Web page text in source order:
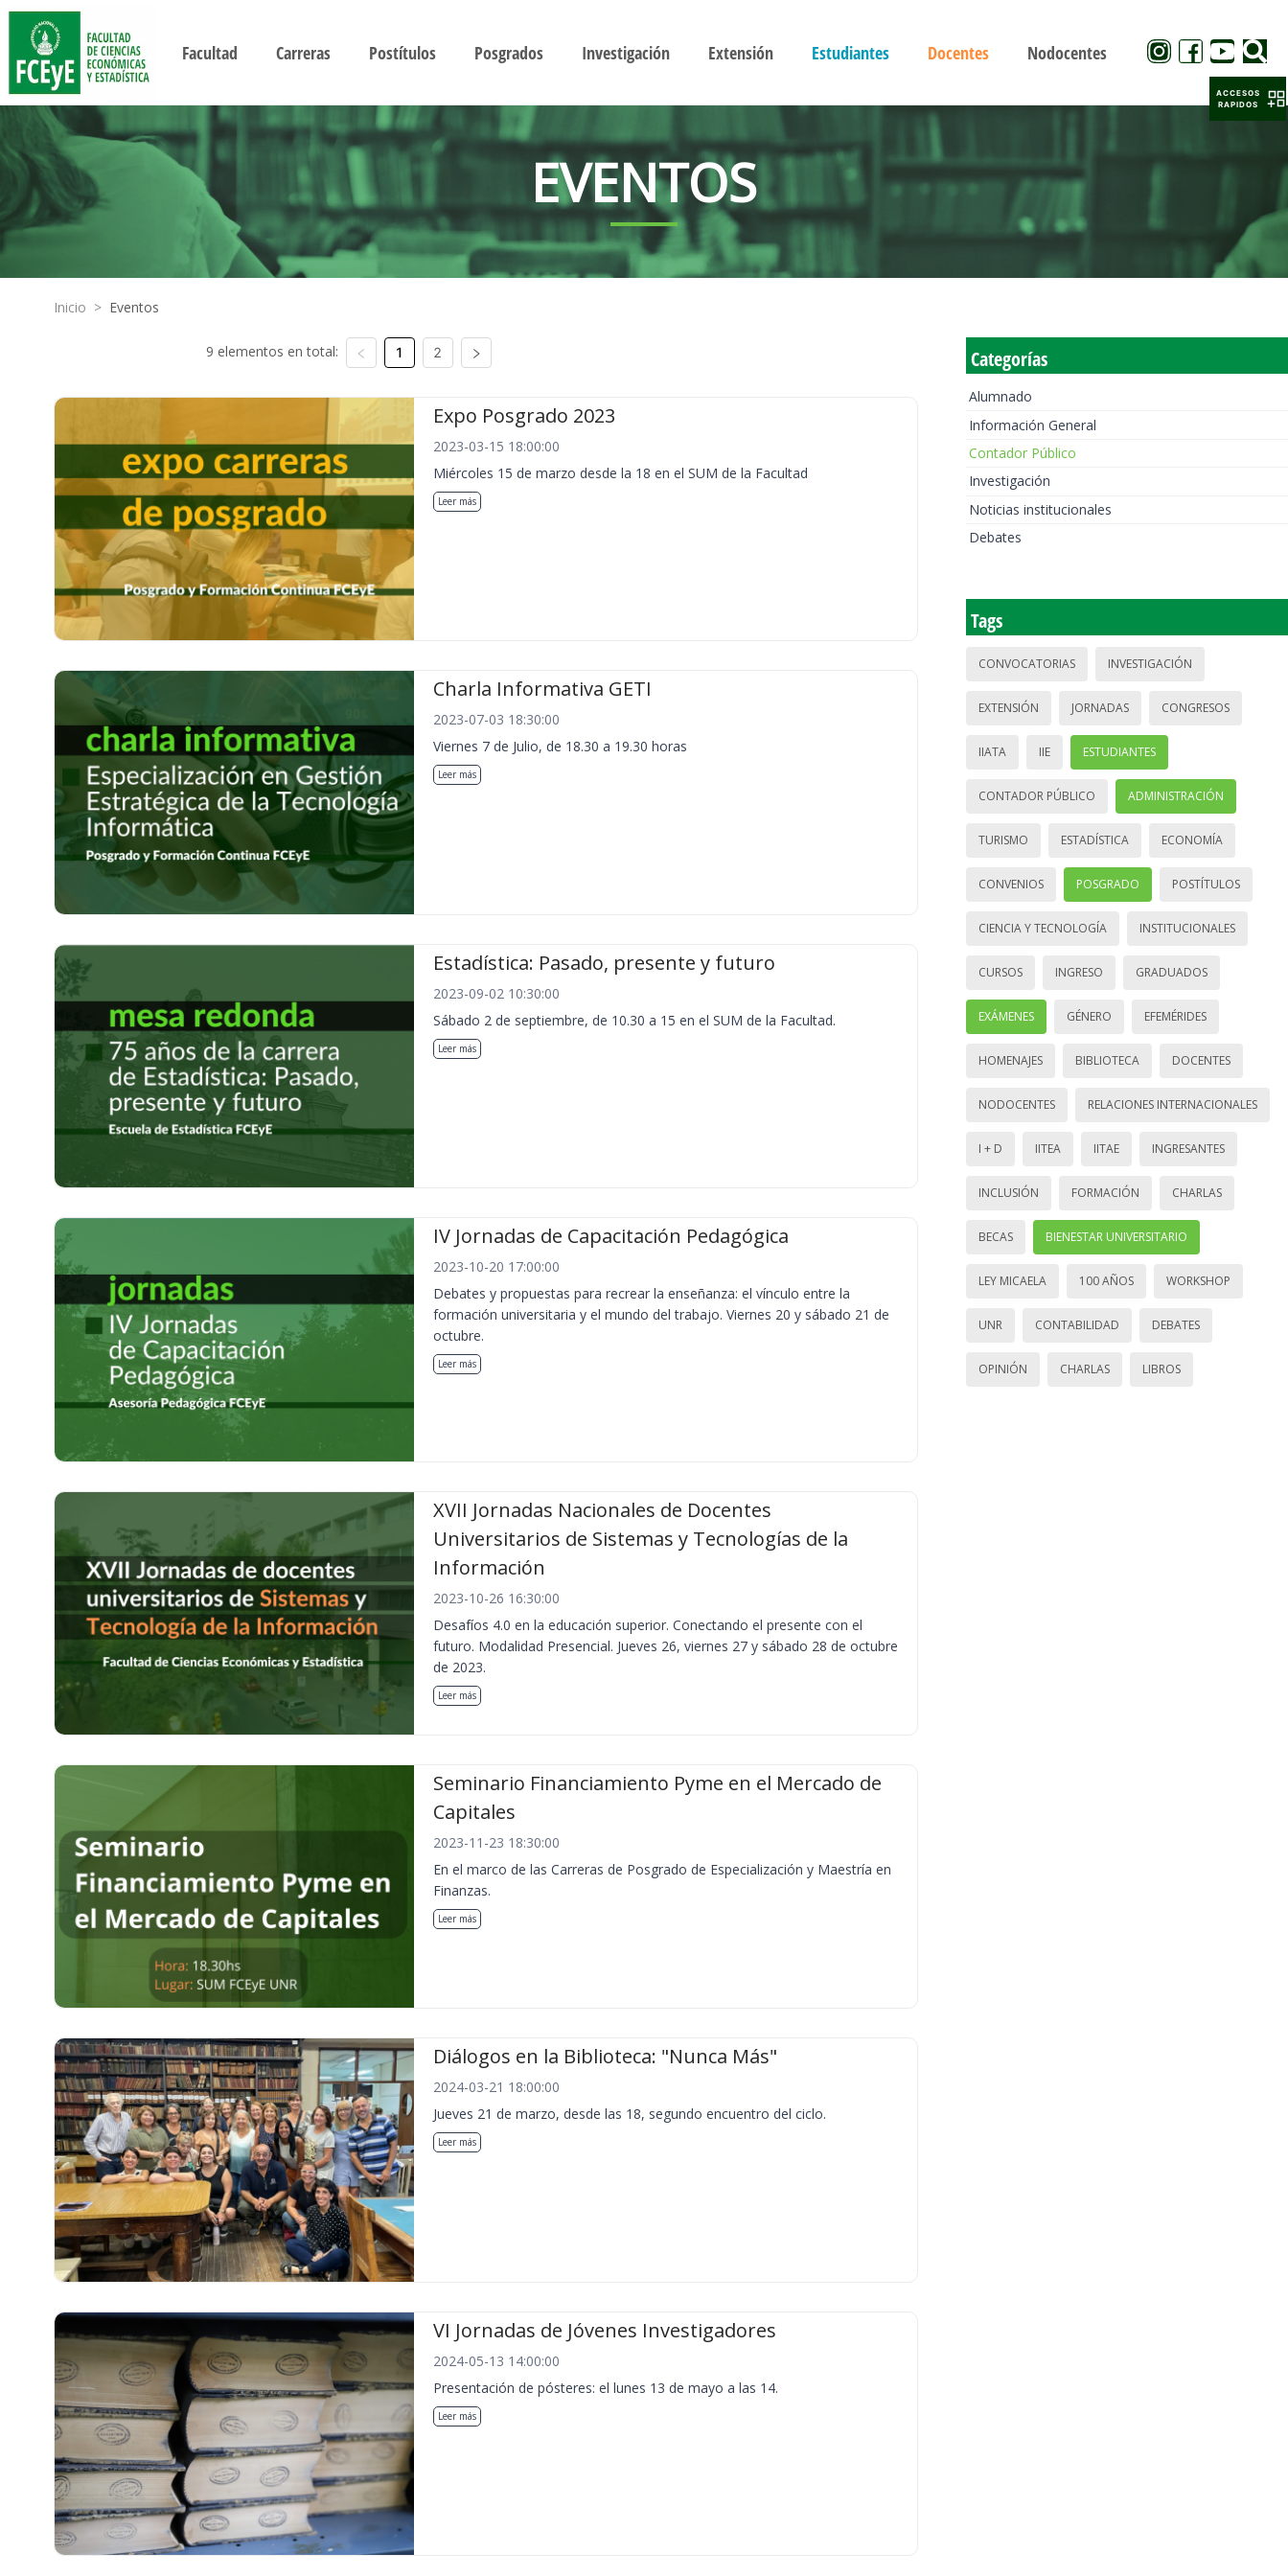
Facultad Carreras Postítulos Posgrados Investigación Extensión Estudiantes Docentes Nodocentes
EVENTOS
Inicio > Eventos
9 elementos en total: 1 2
Expo Posgrado 2023
2023-03-15 18:00:00
Miércoles 15 de marzo desde la 18 en el SUM de la Facultad
Leer más
Charla Informativa GETI
2023-07-03 18:30:00
Viernes 7 de Julio, de 18.30 a 19.30 horas
Leer más
Estadística: Pasado, presente y futuro
2023-09-02 10:30:00
Sábado 2 de septiembre, de 10.30 a 15 en el SUM de la Facultad.
Leer más
IV Jornadas de Capacitación Pedagógica
2023-10-20 17:00:00
Debates y propuestas para recrear la enseñanza: el vínculo entre la
formación universitaria y el mundo del trabajo. Viernes 20 y sábado 21 de
octubre.
Leer más
XVII Jornadas Nacionales de Docentes
Universitarios de Sistemas y Tecnologías de la
Información
2023-10-26 16:30:00
Desafíos 4.0 en la educación superior. Conectando el presente con el
futuro. Modalidad Presencial. Jueves 26, viernes 27 y sábado 28 de octubre
de 2023.
Leer más
Seminario Financiamiento Pyme en el Mercado de
Capitales
2023-11-23 18:30:00
En el marco de las Carreras de Posgrado de Especialización y Maestría en
Finanzas.
Leer más
Diálogos en la Biblioteca: "Nunca Más"
2024-03-21 18:00:00
Jueves 21 de marzo, desde las 18, segundo encuentro del ciclo.
Leer más
VI Jornadas de Jóvenes Investigadores
2024-05-13 14:00:00
Presentación de pósteres: el lunes 13 de mayo a las 14.
Leer más
Categorías
Alumnado
Información General
Contador Público
Investigación
Noticias institucionales
Debates
Tags
CONVOCATORIAS INVESTIGACIÓN
EXTENSIÓN JORNADAS CONGRESOS
IIATA IIE ESTUDIANTES
CONTADOR PÚBLICO ADMINISTRACIÓN
TURISMO ESTADÍSTICA ECONOMÍA
CONVENIOS POSGRADO POSTÍTULOS
CIENCIA Y TECNOLOGÍA INSTITUCIONALES
CURSOS INGRESO GRADUADOS
EXÁMENES GÉNERO EFEMÉRIDES
HOMENAJES BIBLIOTECA DOCENTES
NODOCENTES RELACIONES INTERNACIONALES
I + D IITEA IITAE INGRESANTES
INCLUSIÓN FORMACIÓN CHARLAS
BECAS BIENESTAR UNIVERSITARIO
LEY MICAELA 100 AÑOS WORKSHOP
UNR CONTABILIDAD DEBATES
OPINIÓN CHARLAS LIBROS
ACCESOS
RAPIDOS